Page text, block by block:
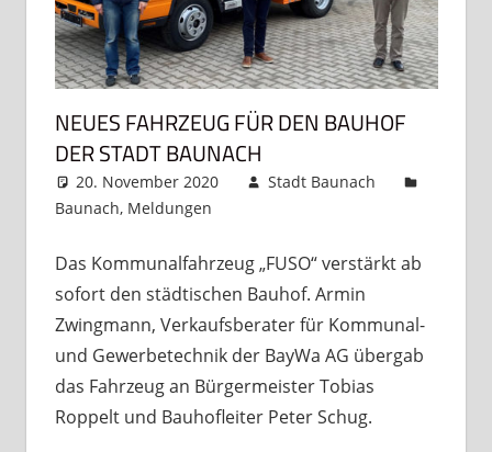
NEUES FAHRZEUG FÜR DEN BAUHOF
DER STADT BAUNACH
20. November 2020
Stadt Baunach
Baunach, Meldungen
Das Kommunalfahrzeug „FUSO“ verstärkt ab
sofort den städtischen Bauhof. Armin
Zwingmann, Verkaufsberater für Kommunal-
und Gewerbetechnik der BayWa AG übergab
das Fahrzeug an Bürgermeister Tobias
Roppelt und Bauhofleiter Peter Schug.